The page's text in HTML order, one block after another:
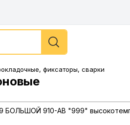
фиксаторы, сварки
БОЛЬШОЙ 910-AB "999"